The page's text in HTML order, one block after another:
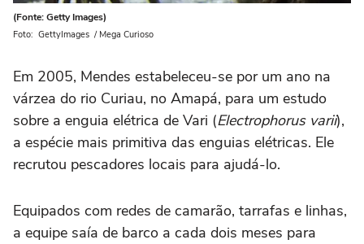
(Fonte: Getty Images)
Foto: GettyImages / Mega Curioso
Em 2005, Mendes estabeleceu-se por um ano na
várzea do rio Curiau, no Amapá, para um estudo
sobre a enguia elétrica de Vari (Electrophorus varii),
a espécie mais primitiva das enguias elétricas. Ele
recrutou pescadores locais para ajudá-lo.
Equipados com redes de camarão, tarrafas e linhas,
a equipe saía de barco a cada dois meses para